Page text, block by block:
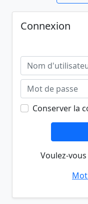
Connexion
Conserver la
Voulez-